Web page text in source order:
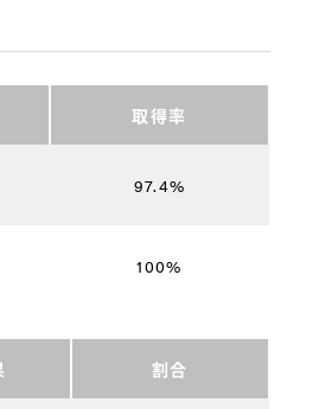
取得率
97.4%
100%
割合